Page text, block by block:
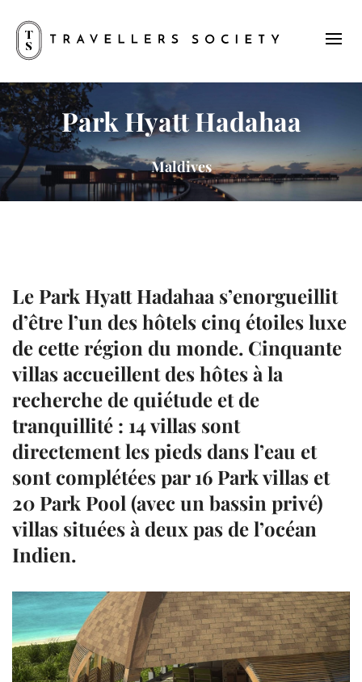
Park Hyatt Hadahaa
Maldives
Le Park Hyatt Hadahaa s’enorgueillit
d’être l’un des hôtels cinq étoiles luxe
de cette région du monde. Cinquante
villas accueillent des hôtes à la
recherche de quiétude et de
tranquillité : 14 villas sont
directement les pieds dans l’eau et
sont complétées par 16 Park villas et
20 Park Pool (avec un bassin privé)
villas situées à deux pas de l’océan
Indien.